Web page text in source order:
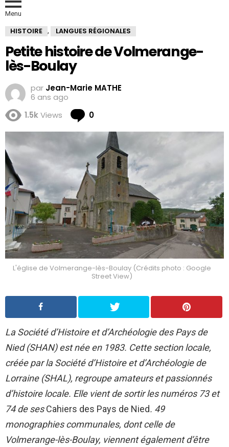
Menu
HISTOIRE , LANGUES RÉGIONALES
Petite histoire de Volmerange-
lès-Boulay
par Jean-Marie MATHE
6 ans ago
1.5kViews 0
L'église de Volmerange-lès-Boulay (Crédits photo : Google
Street View)
La Société d’Histoire et d’Archéologie des Pays de
Nied (SHAN) est née en 1983. Cette section locale,
créée par la Société d’Histoire et d’Archéologie de
Lorraine (SHAL), regroupe amateurs et passionnés
d’histoire locale. Elle vient de sortir les numéros 73 et
74 de sesCahiers des Pays de Nied. 49
monographies communales, dont celle de
Volmerange-lès-Boulay, viennent également d’être